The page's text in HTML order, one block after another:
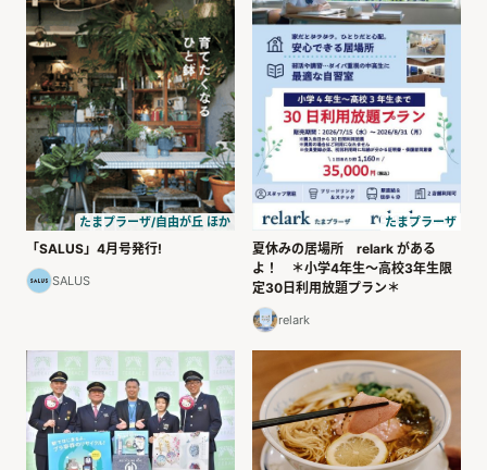
たまプラーザ/自由が丘 ほか
「SALUS」4月号発行!
SALUS
たまプラーザ
夏休みの居場所 relark がある
よ！ ＊小学4年生～高校3年生限
定30日利用放題プラン＊
relark